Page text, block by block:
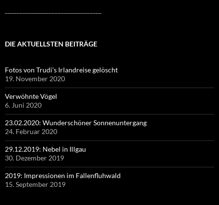
DIE AKTUELLSTEN BEITRÄGE
Fotos von Trudi’s Irlandreise gelöscht
19. November 2020
Verwöhnte Vögel
6. Juni 2020
23.02.2020: Wunderschöner Sonnenuntergang
24. Februar 2020
29.12.2019: Nebel in Illgau
30. Dezember 2019
2019: Impressionen im Fallenfluhwald
15. September 2019